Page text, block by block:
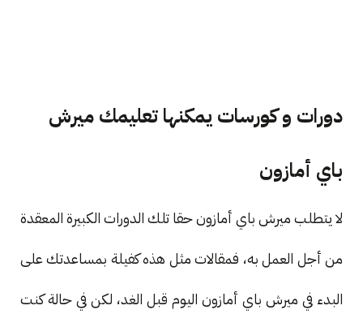
دورات و كورسات يمكنها تعليمك ميرش
باي أمازون
لا يتطلب ميرش باي أمازون حقا تلك الدورات الكبيرة المعقدة
من أجل العمل به، فمقالات مثل هذه كفيلة بمساعدتك على
البدء في ميرش باي أمازون اليوم قبل الغد، لكن في حالة كنت